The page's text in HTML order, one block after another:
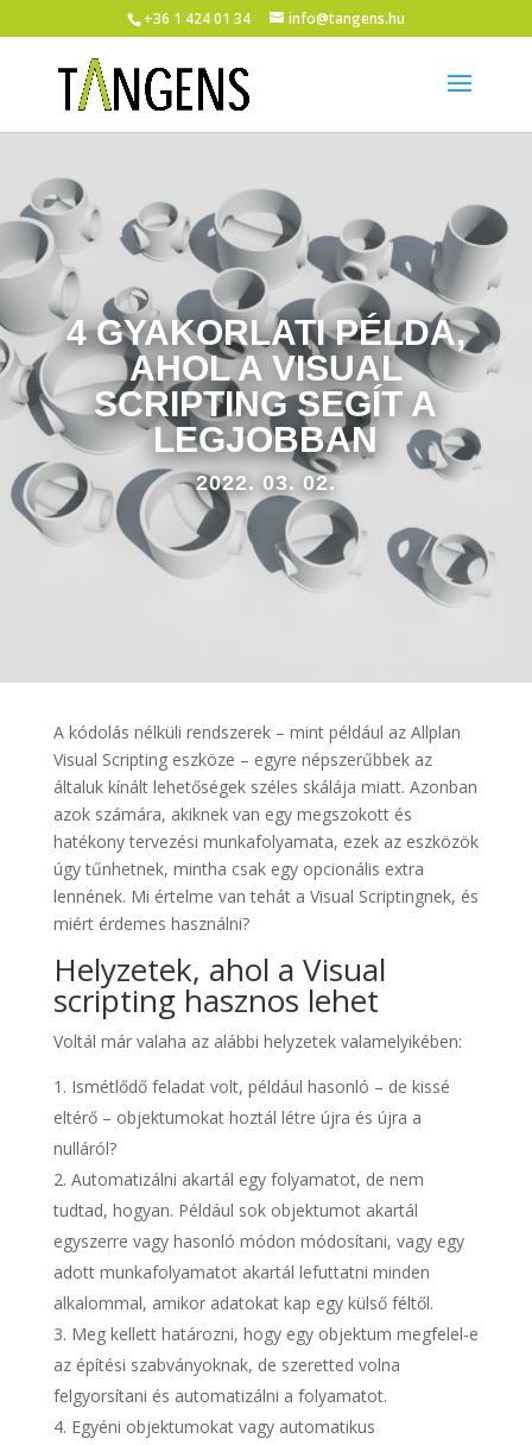
+36 1 424 01 34 info@tangens.hu
4 GYAKORLATI PÉLDA,
AHOL A VISUAL
SCRIPTING SEGÍT A
LEGJOBBAN
2022. 03. 02.
A kódolás nélküli rendszerek – mint például az Allplan
Visual Scripting eszköze – egyre népszerűbbek az
általuk kínált lehetőségek széles skálája miatt. Azonban
azok számára, akiknek van egy megszokott és
hatékony tervezési munkafolyamata, ezek az eszközök
úgy tűnhetnek, mintha csak egy opcionális extra
lennének. Mi értelme van tehát a Visual Scriptingnek, és
miért érdemes használni?
Helyzetek, ahol a Visual
scripting hasznos lehet
Voltál már valaha az alábbi helyzetek valamelyikében:
Ismétlődő feladat volt, például hasonló – de kissé
eltérő – objektumokat hoztál létre újra és újra a
nulláról?
Automatizálni akartál egy folyamatot, de nem
tudtad, hogyan. Például sok objektumot akartál
egyszerre vagy hasonló módon módosítani, vagy egy
adott munkafolyamatot akartál lefuttatni minden
alkalommal, amikor adatokat kap egy külső féltől.
Meg kellett határozni, hogy egy objektum megfelel-e
az építési szabványoknak, de szeretted volna
felgyorsítani és automatizálni a folyamatot.
Egyéni objektumokat vagy automatikus